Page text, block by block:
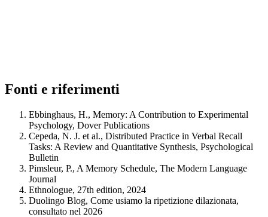
Fonti e riferimenti
Ebbinghaus, H., Memory: A Contribution to Experimental
Psychology, Dover Publications
Cepeda, N. J. et al., Distributed Practice in Verbal Recall
Tasks: A Review and Quantitative Synthesis, Psychological
Bulletin
Pimsleur, P., A Memory Schedule, The Modern Language
Journal
Ethnologue, 27th edition, 2024
Duolingo Blog, Come usiamo la ripetizione dilazionata,
consultato nel 2026